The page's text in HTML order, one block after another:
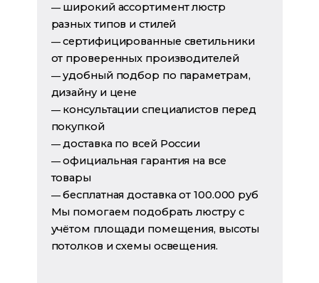
— широкий ассортимент люстр
разных типов и стилей
—сертифицированные светильники
от проверенных производителей
—удобный подбор по параметрам,
дизайну и цене
— консультации специалистов перед
покупкой
— доставка по всей России
—официальная гарантия на все
товары
—бесплатная доставка от 100.000 руб
Мы помогаем подобрать люстру с
учётом площади помещения, высоты
потолков и схемы освещения.